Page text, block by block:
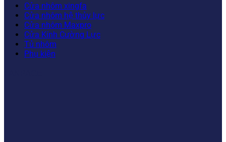
Cửa nhôm xingfa
Cửa nhôm hệ thủy lực
Cửa nhôm Maxpro
Cửa Kính Cường Lực
Tủ nhôm
Phụ kiện